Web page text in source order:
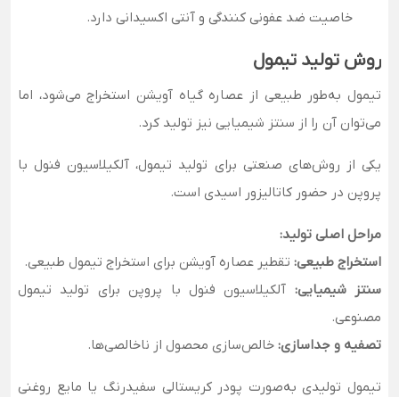
خاصیت ضد عفونی کنندگی و آنتی اکسیدانی دارد.
روش تولید تیمول
تیمول به‌طور طبیعی از عصاره گیاه آویشن استخراج می‌شود، اما
می‌توان آن را از سنتز شیمیایی نیز تولید کرد.
یکی از روش‌های صنعتی برای تولید تیمول، آلکیلاسیون فنول با
پروپن در حضور کاتالیزور اسیدی است.
مراحل اصلی تولید:
استخراج طبیعی: تقطیر عصاره آویشن برای استخراج تیمول طبیعی.
سنتز شیمیایی: آلکیلاسیون فنول با پروپن برای تولید تیمول
مصنوعی.
تصفیه و جداسازی: خالص‌سازی محصول از ناخالصی‌ها.
تیمول تولیدی به‌صورت پودر کریستالی سفیدرنگ یا مایع روغنی